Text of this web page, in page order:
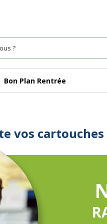
Bon Plan Rentrée
vos